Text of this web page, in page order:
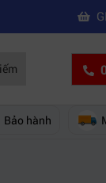
giá rẻ nên mua của
Bảo hành